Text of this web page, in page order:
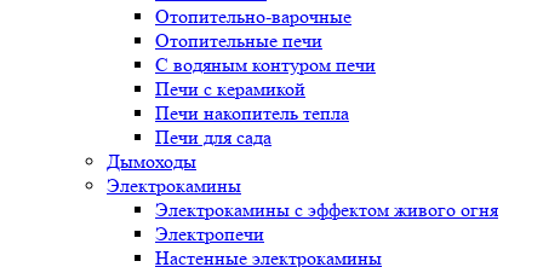
Отопительно-варочные
Отопительные печи
С водяным контуром печи
Печи с керамикой
Печи накопитель тепла
Печи для сада
Дымоходы
Электрокамины
Электрокамины с эффектом живого огня
Электропечи
Настенные электрокамины